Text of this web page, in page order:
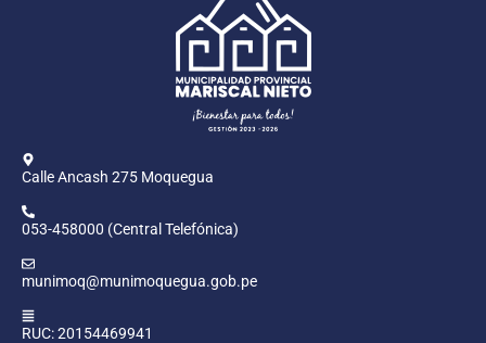
Calle Ancash 275 Moquegua
053-458000 (Central Telefónica)
munimoq@munimoquegua.gob.pe
RUC: 20154469941